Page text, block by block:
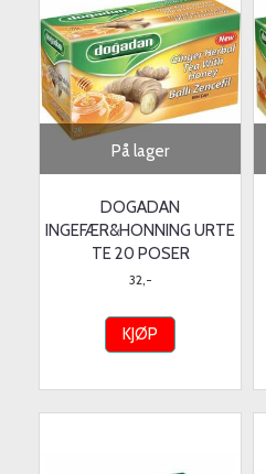
På lager
DOGADAN
INGEFÆR&HONNING URTE
TE 20 POSER
32,-
KJØP